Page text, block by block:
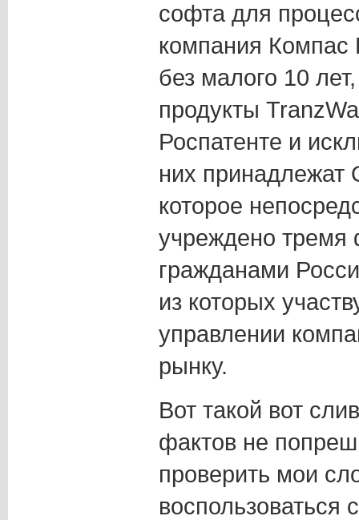
софта для
компания Компас
без малого 10
продукты
Роспатенте и
них
которое
учреждено тремя
гражданами
из которых
управлении
рынку.
Вот такой вот
фактов не
проверить мои